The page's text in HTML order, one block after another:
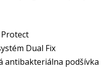
Dual Fix
antibakteriálna podšívka